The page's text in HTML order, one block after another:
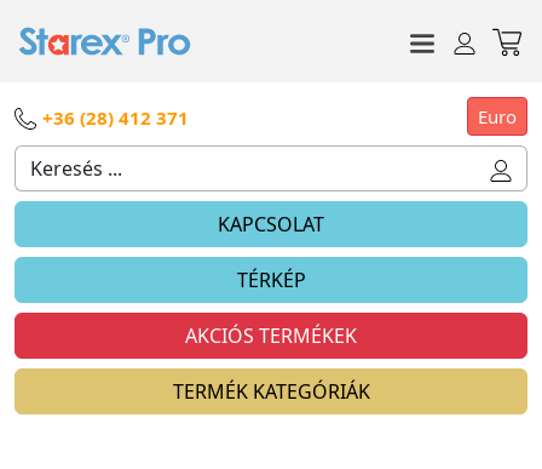
+36 (28) 412 371 Euro
KAPCSOLAT
TÉRKÉP
AKCIÓS TERMÉKEK
TERMÉK KATEGÓRIÁK